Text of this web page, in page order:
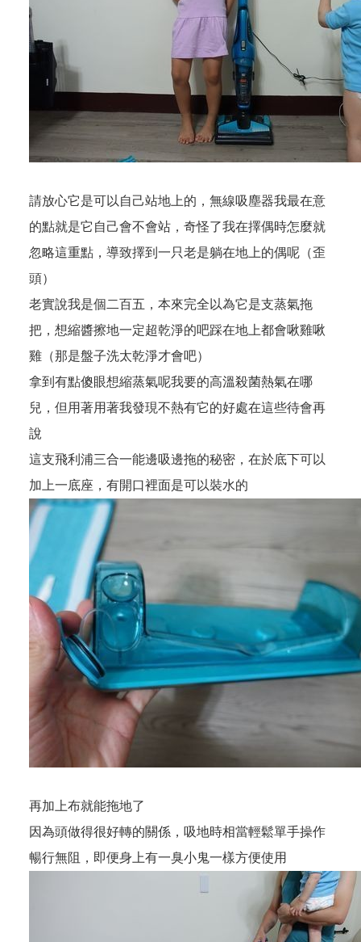
請放心它是可以自己站地上的，無線吸塵器我最在意
的點就是它自己會不會站，奇怪了我在擇偶時怎麼就
忽略這重點，導致擇到一只老是躺在地上的偶呢（歪
頭）
老實說我是個二百五，本來完全以為它是支蒸氣拖
把，想縮醬擦地一定超乾淨的吧踩在地上都會啾雞啾
雞（那是盤子洗太乾淨才會吧）
拿到有點傻眼想縮蒸氣呢我要的高溫殺菌熱氣在哪
兒，但用著用著我發現不熱有它的好處在這些待會再
說
這支飛利浦三合一能邊吸邊拖的秘密，在於底下可以
加上一底座，有開口裡面是可以裝水的
再加上布就能拖地了
因為頭做得很好轉的關係，吸地時相當輕鬆單手操作
暢行無阻，即便身上有一臭小鬼一樣方便使用